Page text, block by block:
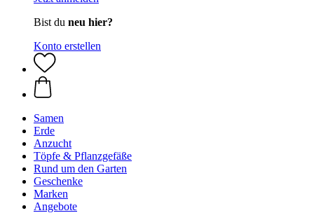
Bist du neu hier?
Konto erstellen
Samen
Erde
Anzucht
Töpfe & Pflanzgefäße
Rund um den Garten
Geschenke
Marken
Angebote